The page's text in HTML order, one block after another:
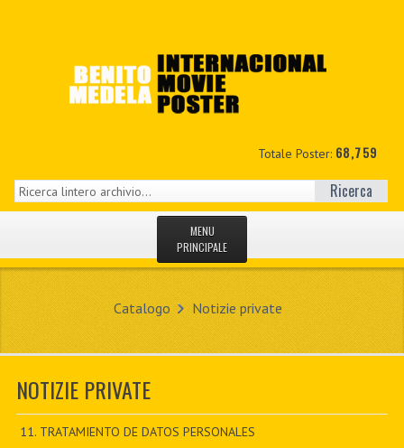
Totale Poster: 68,759
Ricerca
MENU
PRINCIPALE
IL MIO CONTO
PDF BOOKS
Catalogo Notizie private
NOTIZIE PRIVATE
11. TRATAMIENTO DE DATOS PERSONALES